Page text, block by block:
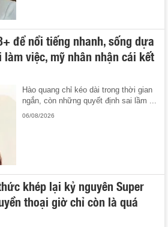
để nổi tiếng nhanh, sống dựa
việc, mỹ nhân nhận cái kết
Hào quang chỉ kéo dài trong thời gian
ngắn, còn những quyết định sai lầm ...
06/08/2026
khép lại kỷ nguyên Super
thoại giờ chỉ còn là quá